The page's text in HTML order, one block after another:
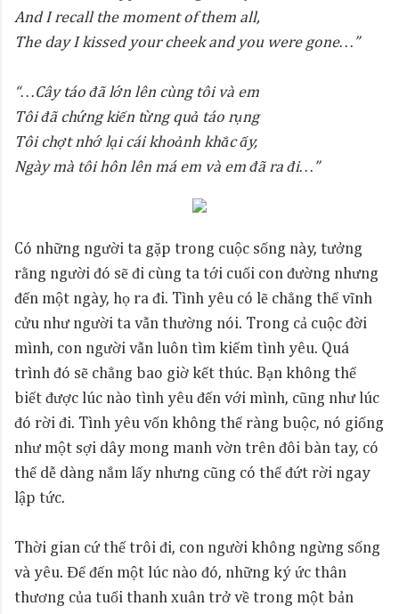
And I recall the moment of them all,
The day I kissed your cheek and you were gone…”
“…Cây táo đã lớn lên cùng tôi và em
Tôi đã chứng kiến từng quả táo rụng
Tôi chợt nhớ lại cái khoảnh khắc ấy,
Ngày mà tôi hôn lên má em và em đã ra đi…”
Có những người ta gặp trong cuộc sống này, tưởng
rằng người đó sẽ đi cùng ta tới cuối con đường nhưng
đến một ngày, họ ra đi. Tình yêu có lẽ chẳng thể vĩnh
cửu như người ta vẫn thường nói. Trong cả cuộc đời
mình, con người vẫn luôn tìm kiếm tình yêu. Quá
trình đó sẽ chẳng bao giờ kết thúc. Bạn không thể
biết được lúc nào tình yêu đến với mình, cũng như lúc
đó rời đi. Tình yêu vốn không thể ràng buộc, nó giống
như một sợi dây mong manh vờn trên đôi bàn tay, có
thể dễ dàng nắm lấy nhưng cũng có thể đứt rời ngay
lập tức.
Thời gian cứ thế trôi đi, con người không ngừng sống
và yêu. Để đến một lúc nào đó, những ký ức thân
thương của tuổi thanh xuân trở về trong một bản